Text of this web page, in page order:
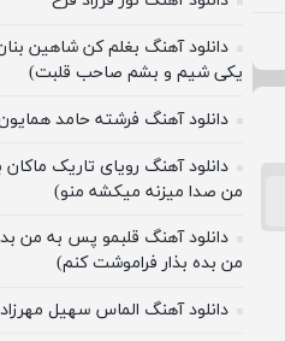
دانلود آهنگ بغلم کن شاهین
یکی شیم و بشم صاحب قلبت)
دانلود آهنگ فرشته حامد
دانلود آهنگ رویای تاریک
من صدا میزنه میکشه منو)
دانلود آهنگ قلبمو پس به من
من بده بذار فراموشت کنم)
دانلود آهنگ الماس سهیل